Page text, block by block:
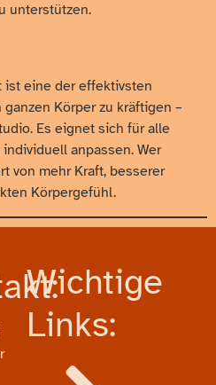
unterstützen.
ist eine der effektivsten
Körper zu kräftigen –
Es eignet sich für alle
anpassen. Wer
von mehr Kraft, besserer
Körpergefühl.
Wichtige
Links: